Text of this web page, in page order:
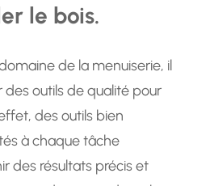
le bois.
de la menuiserie, il
des outils de qualité pour
des outils bien
à chaque tâche
des résultats précis et